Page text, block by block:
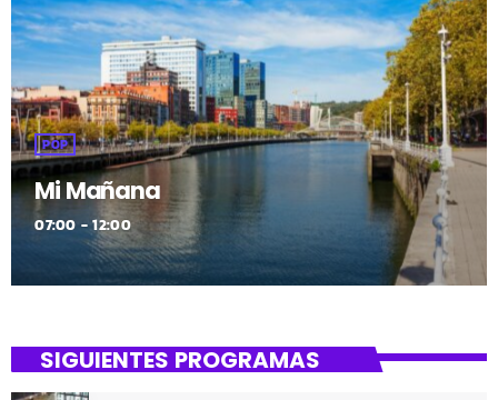
POP
Mi Mañana
07:00 - 12:00
SIGUIENTES PROGRAMAS